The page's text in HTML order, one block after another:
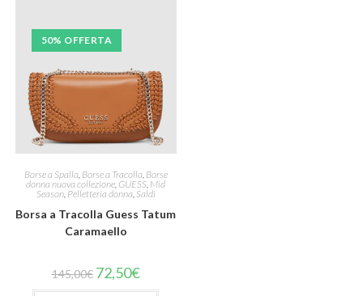
50% OFFERTA
Borse a Spalla, Borse a Tracolla, Borse
donna nuova collezione, GUESS, Mid
Season, Pelletteria donna, Saldi
Borsa a Tracolla Guess Tatum
Caramaello
145,00€ 72,50€